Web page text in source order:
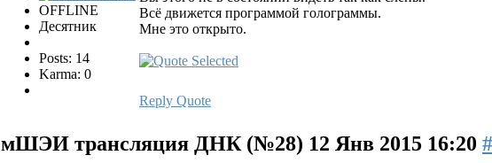
OFFLINE
Десятник
Posts: 14
Karma: 0
Всё движется программой голограммы.
Мне это открыто.
Reply Quote
мШЭИ трансляция ДНК (№28) 12 Янв 2015 16:20